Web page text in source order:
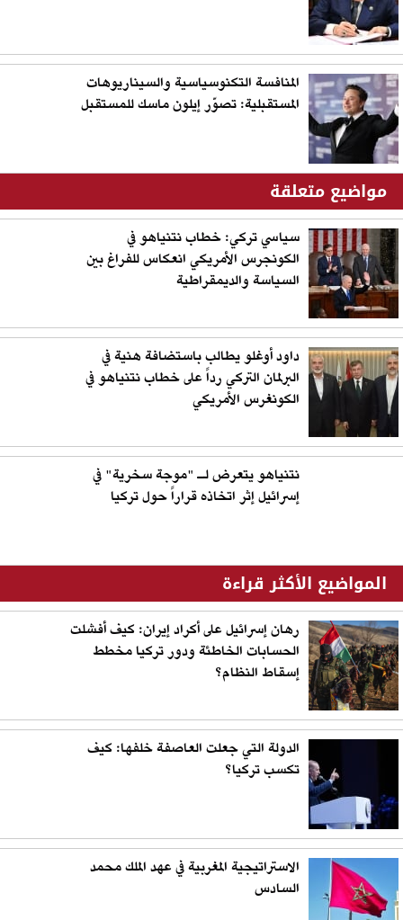
المنافسة التكنوسياسية والسيناريوهات
المستقبلية: تصوّر إيلون ماسك للمستقبل
مواضيع متعلقة
سياسي تركي: خطاب نتنياهو في
الكونجرس الأمريكي انعكاس للفراغ بين
السياسة والديمقراطية
داود أوغلو يطالب باستضافة هنية في
البرلمان التركي رداً على خطاب نتنياهو في
الكونغرس الأمريكي
نتنياهو يتعرض لـ "موجة سخرية" في
إسرائيل إثر اتخاذه قراراً حول تركيا
المواضيع الأكثر قراءة
رهان إسرائيل على أكراد إيران: كيف أفشلت
الحسابات الخاطئة ودور تركيا مخطط
إسقاط النظام؟
الدولة التي جعلت العاصفة خلفها: كيف
تكسب تركيا؟
الاستراتيجية المغربية في عهد الملك محمد
السادس